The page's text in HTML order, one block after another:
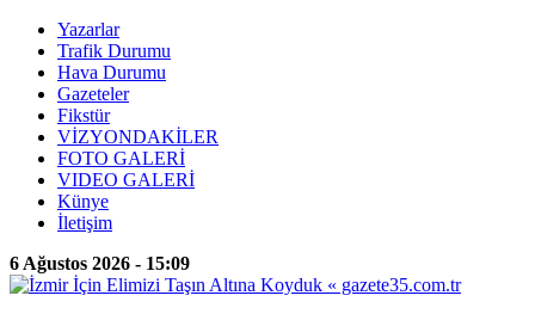
Yazarlar
Trafik Durumu
Hava Durumu
Gazeteler
Fikstür
VİZYONDAKİLER
FOTO GALERİ
VIDEO GALERİ
Künye
İletişim
6 Ağustos 2026 - 15:09